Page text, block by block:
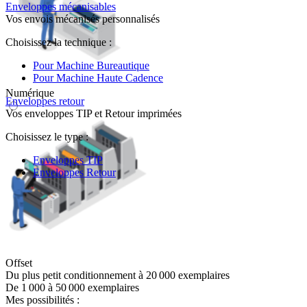
Enveloppes mécanisables
Vos envois mécanisés personnalisés
Choisissez la technique :
Pour Machine Bureautique
Pour Machine Haute Cadence
Enveloppes retour
Vos enveloppes TIP et Retour imprimées
Choisissez le type :
Enveloppes TIP
Enveloppes Retour
Numérique
Offset
Du plus petit conditionnement à 20 000 exemplaires
De 1 000 à 50 000 exemplaires
Mes possibilités :